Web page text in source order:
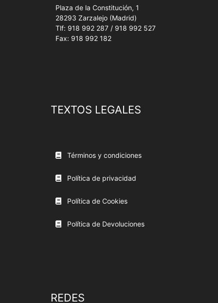
Plaza de la Constitución, 1
28293 Zarzalejo (Madrid)
Tlf: 918 992 287 / 918 992 527
Fax: 918 992 182
TEXTOS LEGALES
Términos y condiciones
Política de privacidad
Política de Cookies
Política de Devoluciones
REDES